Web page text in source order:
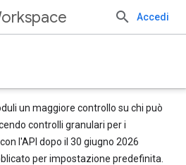
Accedi
un maggiore controllo su chi può
controlli granulari per i
l'API dopo il 30 giugno 2026
per impostazione predefinita.